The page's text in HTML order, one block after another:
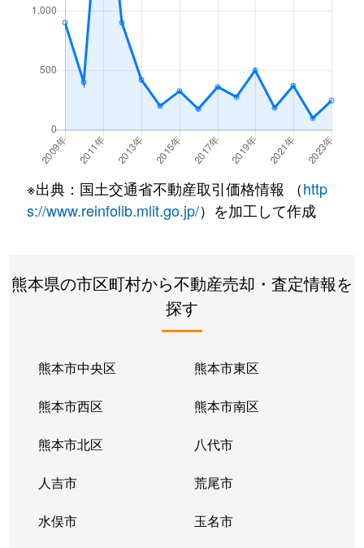
※出典：国土交通省不動産取引価格情報 （http
s://www.reinfolib.mlit.go.jp/）を加工して作成
熊本県の市区町村から不動産売却・査定情報を
探す
熊本市中央区 熊本市東区
熊本市西区 熊本市南区
熊本市北区 八代市
人吉市 荒尾市
水俣市 玉名市